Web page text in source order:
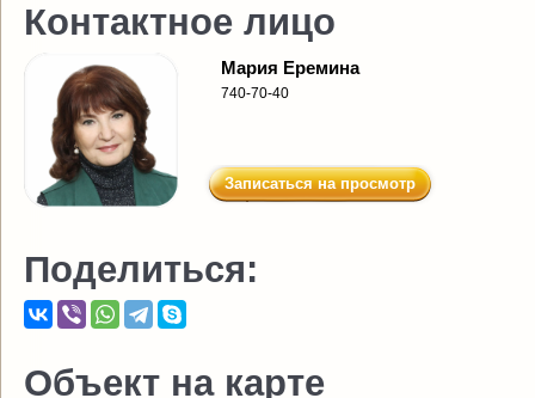
Контактное лицо
Мария Еремина
740-70-40
Записаться на просмотр
Поделиться:
Объект на карте